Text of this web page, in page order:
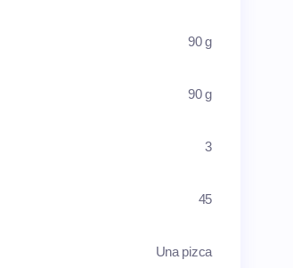
90 g
90 g
3
45
Una pizca